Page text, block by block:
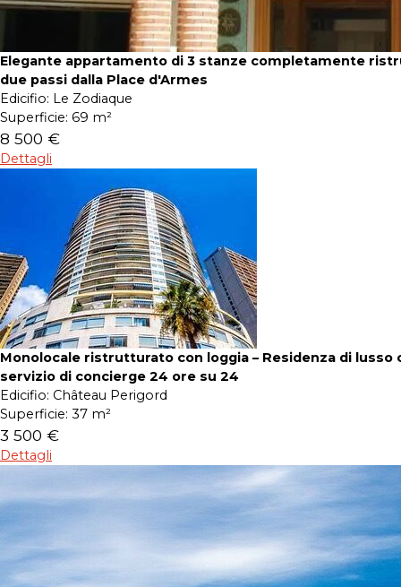
Elegante appartamento di 3 stanze completamente
due passi dalla Place d'Armes
Edicifio: Le Zodiaque
Superficie: 69 m²
8 500 €
Dettagli
Monolocale ristrutturato con loggia – Residenza di lusso
servizio di concierge 24 ore su 24
Edicifio: Château Perigord
Superficie: 37 m²
3 500 €
Dettagli